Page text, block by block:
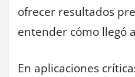
ofrecer resultados
entender cómo llegó
En aplicaciones